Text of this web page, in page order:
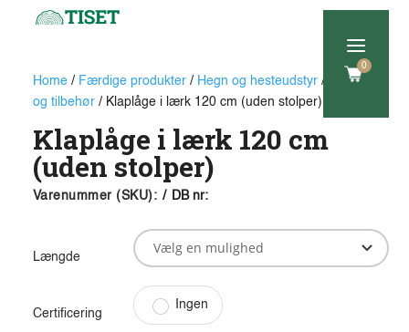
a
0
Home/ Færdige produkter/ Hegn og hesteudstyr/
Låger
og tilbehør/ Klaplåge i lærk 120 cm (uden stolper)
Klaplåge i lærk 120 cm
(uden stolper)
Varenummer (SKU): / DB nr:
Længde
Certificering
Ingen